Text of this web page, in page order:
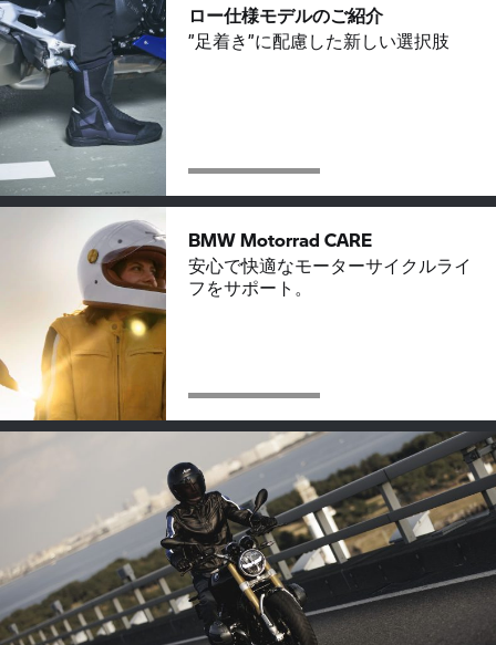
ロー仕様モデルのご紹介
”足着き”に配慮した新しい選択肢
BMW Motorrad CARE
安心で快適なモーターサイクルライ
フをサポート。